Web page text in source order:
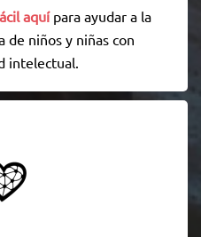
aquípara ayudar a la
de niños y niñas con
intelectual.